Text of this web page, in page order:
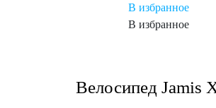
В избранное
В избранное
Велосипед Jamis